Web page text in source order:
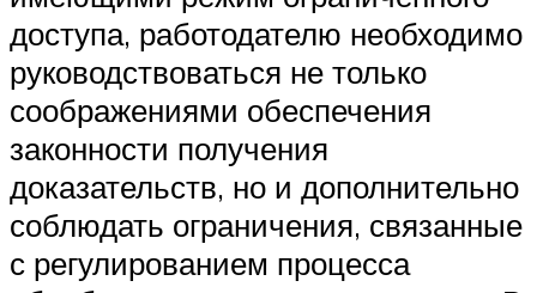
доступа, работодателю необходимо
руководствоваться не только
соображениями обеспечения
законности получения
доказательств, но и дополнительно
соблюдать ограничения, связанные
с регулированием процесса